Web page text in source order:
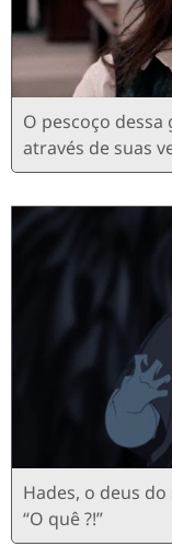
O pescoço
através de suas
Hades, o deus
“O quê ?!”